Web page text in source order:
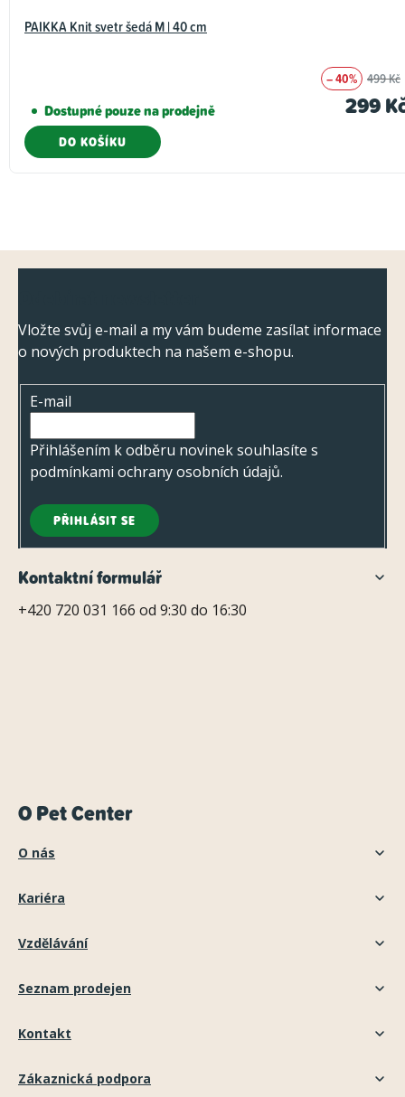
PAIKKA Knit svetr šedá M | 40 cm
Dostupné pouze na prodejně
– 40% 499 Kč
299
DO KOŠÍKU
Vložte svůj e-mail a my vám budeme zasílat informace
o nových produktech na našem e-shopu.
E-mail
Přihlášením k odběru novinek souhlasíte s
podmínkami ochrany osobních údajů.
PŘIHLÁSIT SE
Kontaktní formulář
+420 720 031 166 od 9:30 do 16:30
O Pet Center
O nás
Kariéra
Vzdělávání
Seznam prodejen
Kontakt
Zákaznická podpora